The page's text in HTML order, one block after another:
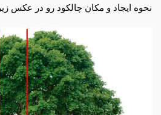
نحوه ایجاد و مکان چالکود رو در عکس